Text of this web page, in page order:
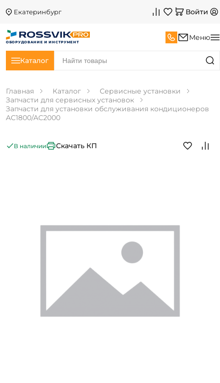
Екатеринбург Войти
ОБОРУДОВАНИЕ И ИНСТРУМЕНТ
Меню
Каталог
Главная Каталог
Сервисные установки
Запчасти для сервисных установок
Запчасти для установки обслуживания кондиционеров
AC1800/AC2000
В наличии Скачать КП